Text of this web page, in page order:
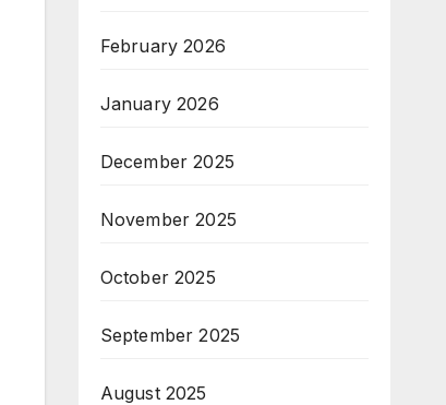
February 2026
January 2026
December 2025
November 2025
October 2025
September 2025
August 2025